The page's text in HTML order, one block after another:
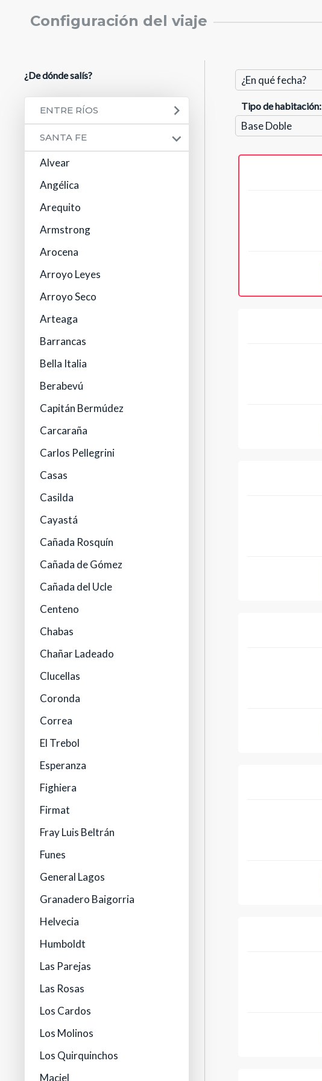
Configuración del viaje
¿De dónde salís?
ENTRE RÍOS
SANTA FE
Alvear
Angélica
Arequito
Armstrong
Arocena
Arroyo Leyes
Arroyo Seco
Arteaga
Barrancas
Bella Italia
Berabevú
Capitán Bermúdez
Carcaraña
Carlos Pellegrini
Casas
Casilda
Cayastá
Cañada Rosquín
Cañada de Gómez
Cañada del Ucle
Centeno
Chabas
Chañar Ladeado
Clucellas
Coronda
Correa
El Trebol
Esperanza
Fighiera
Firmat
Fray Luis Beltrán
Funes
General Lagos
Granadero Baigorria
Helvecia
Humboldt
Las Parejas
Las Rosas
Los Cardos
Los Molinos
Los Quirquinchos
Maciel
Tipo de habitación: